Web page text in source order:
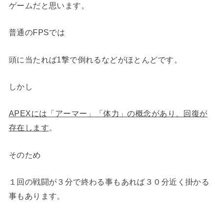
ゲームだと思います。
普通のFPSでは
頭に当たれば1撃で倒れるなどがほとんどです。
しかし
APEXには「アーマー」「体力」の概念があり、回復が
存在します。
そのため
１回の戦闘が３分で終わる事もあれば３０分近く掛かる
事もあります。